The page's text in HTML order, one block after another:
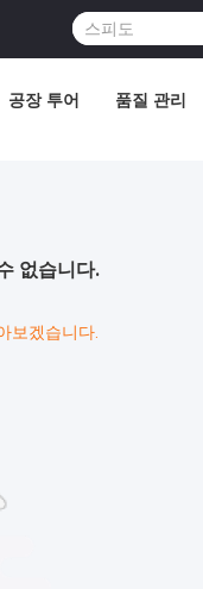
공장 투어 품질 관리
없습니다.
보겠습니다.